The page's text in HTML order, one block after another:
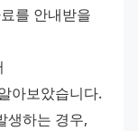
를 안내받을
아보았습니다.
생하는 경우,